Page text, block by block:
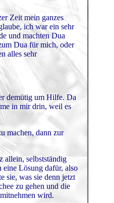
Zeit mein ganzes
ich war ein sehr
und machten Dua
Dua für mich, oder
alles sehr
demütig um Hilfe. Da
in mir drin, weil es
machen, dann zur
allein, selbstständig
Lösung dafür, also
sie, was sie denn jetzt
zu gehen und die
wird.